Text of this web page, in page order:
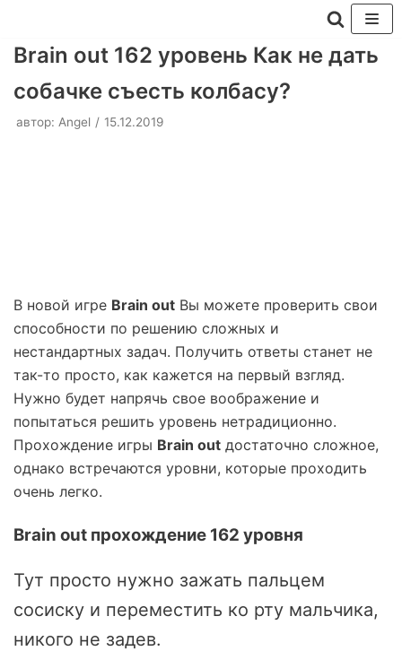
Перейти
содержимому
Brain out 162 уровень Как не дать
собачке съесть колбасу?
автор: Angel 15.12.2019
В новой игре Brain out Вы можете проверить свои
способности по решению сложных и
нестандартных задач. Получить ответы станет не
так-то просто, как кажется на первый взгляд.
Нужно будет напрячь свое воображение и
попытаться решить уровень нетрадиционно.
Прохождение игры Brain out достаточно сложное,
однако встречаются уровни, которые проходить
очень легко.
Brain out прохождение 162 уровня
Тут просто нужно зажать пальцем
сосиску и переместить ко рту мальчика,
никого не задев.